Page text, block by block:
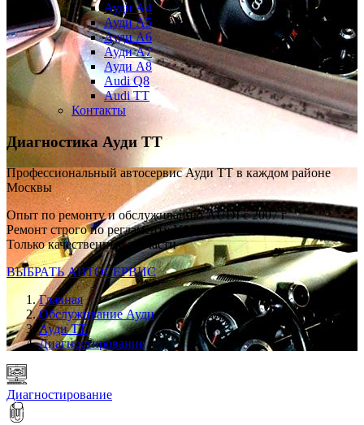
Ауди А4
Ауди A5
Ауди А6
Ауди А7
Ауди A8
Audi Q8
Audi TT
Контакты
Диагностика Ауди ТТ
Профессиональный автосервис Ауди ТТ в каждом районе
Москвы
Опыт по ремонту и обслуживанию AUDI с 2007 г
Ремонт строго по регламенту VAG
Только качественные запчасти
ВЫБРАТЬ АВТОСЕРВИС
Главная
Обслуживание Ауди
Ауди ТТ
Диагностирование
Диагностирование